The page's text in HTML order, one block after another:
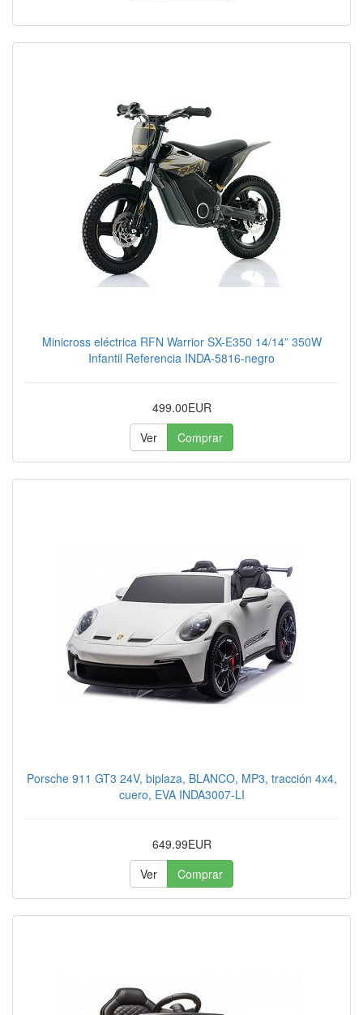
Minicross eléctrica RFN Warrior SX-E350 14/14” 350W
Infantil Referencia INDA-5816-negro
499.00EUR
Ver
Comprar
Porsche 911 GT3 24V, biplaza, BLANCO, MP3, tracción 4x4,
cuero, EVA INDA3007-LI
649.99EUR
Ver
Comprar